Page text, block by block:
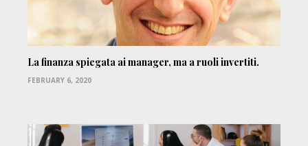
La finanza spiegata ai manager, ma a ruoli invertiti.
FEBRUARY 6, 2020